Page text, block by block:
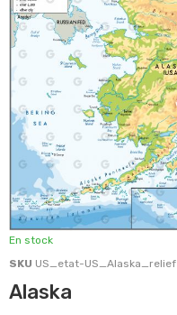
En stock
SKU US_etat-US_Alaska_relief
Alaska